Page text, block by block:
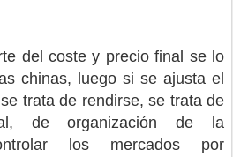
del coste y precio final se lo
chinas, luego si se ajusta el
trata de rendirse, se trata de
de organización de la
los mercados por